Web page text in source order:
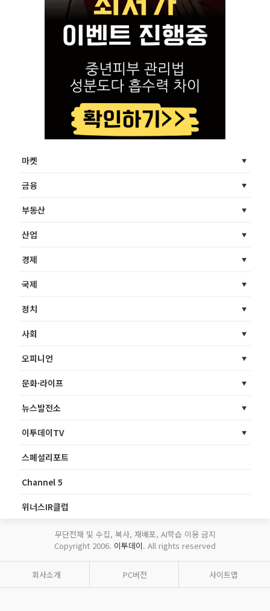
마켓
금융
부동산
산업
경제
국제
정치
사회
오피니언
문화·라이프
뉴스발전소
이투데이TV
스페셜리포트
Channel 5
위너스IR클럽
무단전재 및 수집, 복사, 재배포, AI학습 이용 금지
Copyright 2006. 이투데이. All rights reserved
회사소개 PC버전 사이트맵